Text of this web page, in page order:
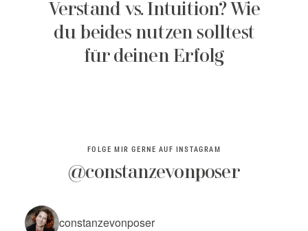
Verstand vs. Intuition? Wie
du beides nutzen solltest
für deinen Erfolg
FOLGE MIR GERNE AUF INSTAGRAM
@constanzevonposer
constanzevonposer